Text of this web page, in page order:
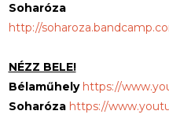
Soharóza
http://
NÉZZ BELE!
Bélaműhely https://
Soharóza https://